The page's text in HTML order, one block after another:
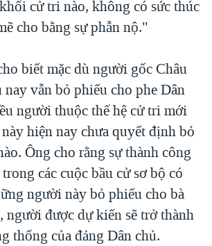
cử tri nào, không có sức thúc
cho bằng sự phẫn nộ."
biết mặc dù người gốc Châu
vẫn bỏ phiếu cho phe Dân
người thuộc thế hệ cử tri mới
hiện nay chưa quyết định bỏ
Ông cho rằng sự thành công
các cuộc bầu cử sơ bộ có
người này bỏ phiếu cho bà
được dự kiến sẽ trở thành
thống của đảng Dân chủ.